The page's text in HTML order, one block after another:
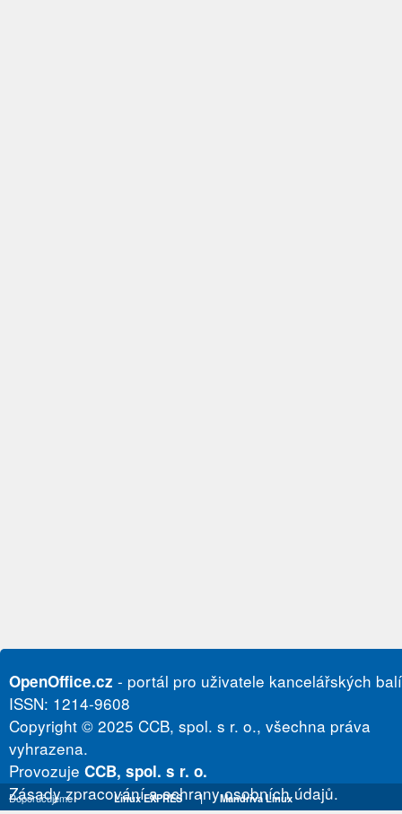
OpenOffice.cz - portál pro uživatele kancelářských
ISSN: 1214-9608
Copyright © 2025 CCB, spol. s r. o., všechna práva
vyhrazena.
Provozuje CCB, spol. s r. o.
Zásady zpracování a ochrany osobních údajů.
Doporučujeme Linux EXPRES | Mandriva Linux